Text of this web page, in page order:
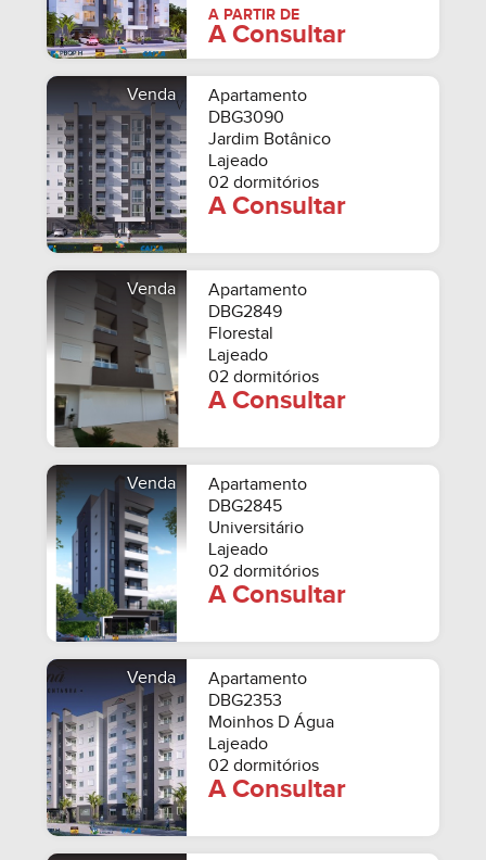
A PARTIR DE
A Consultar
Venda
Apartamento
DBG3090
Jardim Botânico
Lajeado
02 dormitórios
A Consultar
Venda
Apartamento
DBG2849
Florestal
Lajeado
02 dormitórios
A Consultar
Venda
Apartamento
DBG2845
Universitário
Lajeado
02 dormitórios
A Consultar
Venda
Apartamento
DBG2353
Moinhos D Água
Lajeado
02 dormitórios
A Consultar